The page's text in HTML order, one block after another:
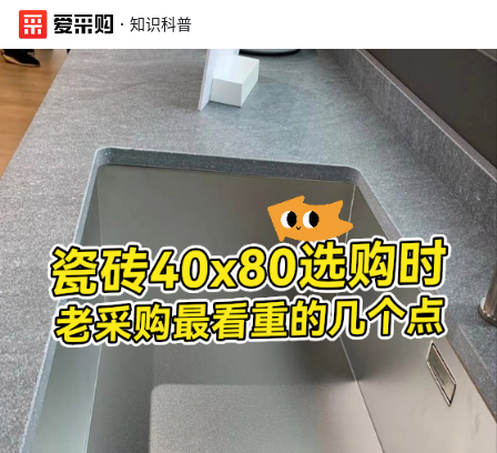
· 知识科普